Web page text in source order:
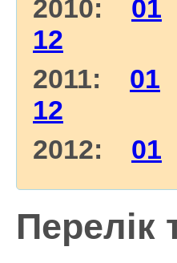
2010: 01
12
2011: 01
12
2012: 01
Перелік